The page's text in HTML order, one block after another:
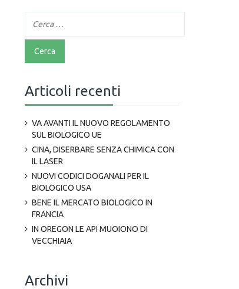
Articoli recenti
VA AVANTI IL NUOVO REGOLAMENTO
SUL BIOLOGICO UE
CINA, DISERBARE SENZA CHIMICA CON
IL LASER
NUOVI CODICI DOGANALI PER IL
BIOLOGICO USA
BENE IL MERCATO BIOLOGICO IN
FRANCIA
IN OREGON LE API MUOIONO DI
VECCHIAIA
Archivi